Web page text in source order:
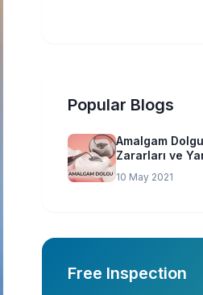
Popular Blogs
Amalgam
Zararları ve
10 May 2021
Free Inspection